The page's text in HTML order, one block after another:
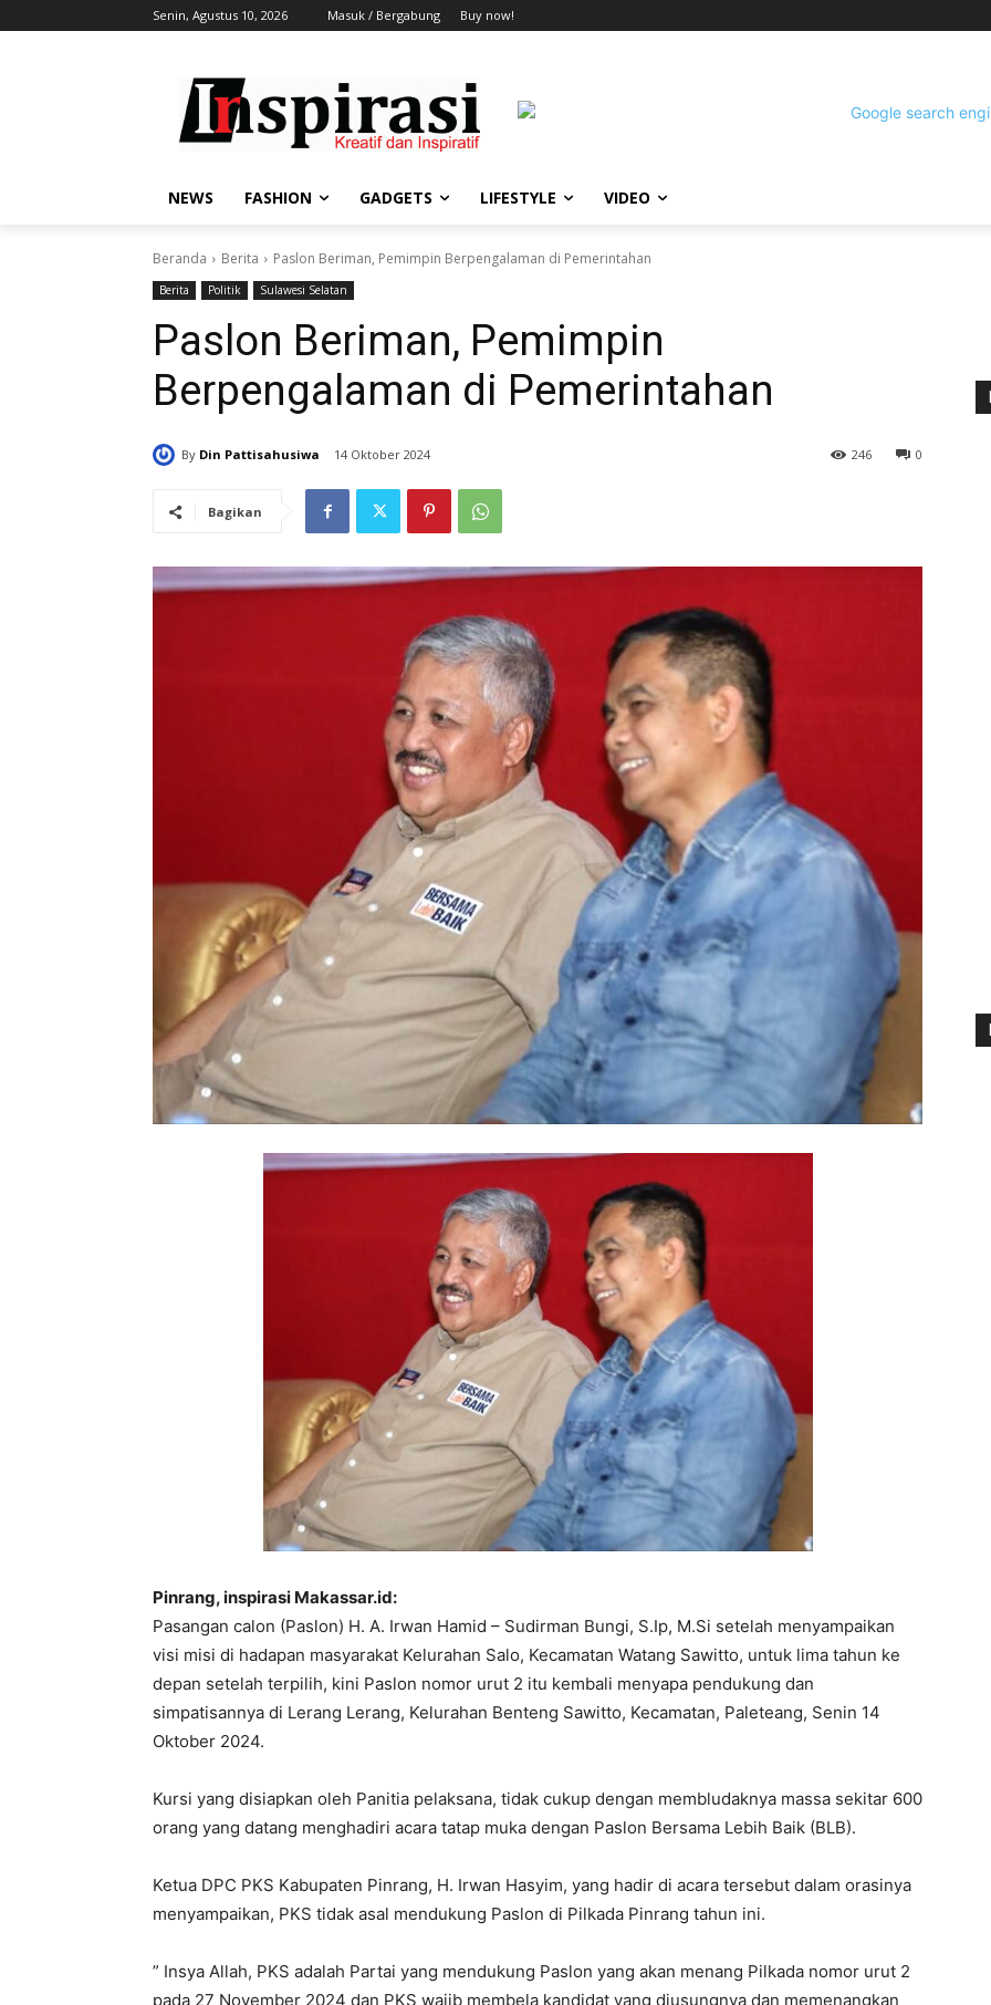
Senin, Agustus 10, 2026 Masuk / Bergabung Buy now!
NEWS FASHION GADGETS LIFESTYLE VIDEO
Beranda Berita Paslon Beriman, Pemimpin Berpengalaman di Pemerintahan
Berita Politik Sulawesi Selatan
Paslon Beriman, Pemimpin
Berpengalaman di Pemerintahan
By Din Pattisahusiwa 14 Oktober 2024 0
246
Bagikan
Pinrang, inspirasi Makassar.id:
Pasangan calon (Paslon) H. A. Irwan Hamid – Sudirman Bungi, S.Ip, M.Si setelah menyampaikan
visi misi di hadapan masyarakat Kelurahan Salo, Kecamatan Watang Sawitto, untuk lima tahun ke
depan setelah terpilih, kini Paslon nomor urut 2 itu kembali menyapa pendukung dan
simpatisannya di Lerang Lerang, Kelurahan Benteng Sawitto, Kecamatan, Paleteang, Senin 14
Oktober 2024.
Kursi yang disiapkan oleh Panitia pelaksana, tidak cukup dengan membludaknya massa sekitar 600
orang yang datang menghadiri acara tatap muka dengan Paslon Bersama Lebih Baik (BLB).
Ketua DPC PKS Kabupaten Pinrang, H. Irwan Hasyim, yang hadir di acara tersebut dalam orasinya
menyampaikan, PKS tidak asal mendukung Paslon di Pilkada Pinrang tahun ini.
” Insya Allah, PKS adalah Partai yang mendukung Paslon yang akan menang Pilkada nomor urut 2
pada 27 November 2024 dan PKS wajib membela kandidat yang diusungnya dan memenangkan